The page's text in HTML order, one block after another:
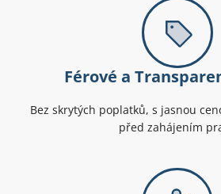
Férové a
Bez skrytých poplatků, s jasnou
před zahájením